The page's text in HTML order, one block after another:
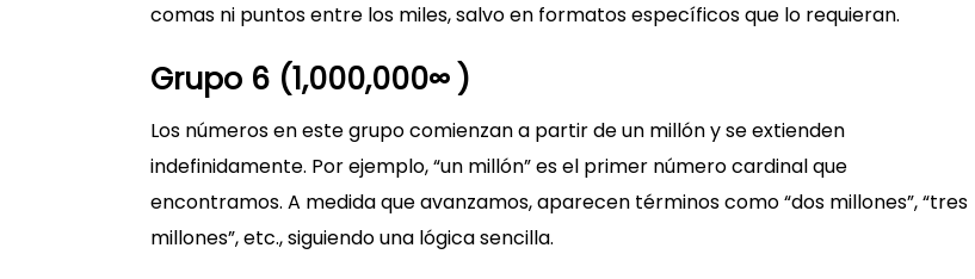
comas ni puntos entre los miles, salvo en formatos específicos que lo requieran.
Grupo 6 (1,000,000∞ )
Los números en este grupo comienzan a partir de un millón y se extienden
indefinidamente. Por ejemplo, “un millón” es el primer número cardinal que
encontramos. A medida que avanzamos, aparecen términos como “dos millones”, “tres
millones”, etc., siguiendo una lógica sencilla.